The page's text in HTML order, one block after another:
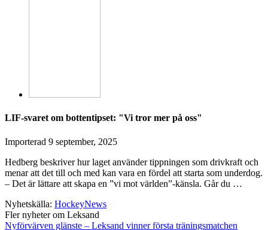
LIF-svaret om bottentipset: "Vi tror mer på oss"
Importerad 9 september, 2025
Hedberg beskriver hur laget använder tippningen som drivkraft och
menar att det till och med kan vara en fördel att starta som underdog.
– Det är lättare att skapa en ”vi mot världen”-känsla. Går du …
Nyhetskälla: HockeyNews
Fler nyheter om Leksand
Nyförvärven glänste – Leksand vinner första träningsmatchen